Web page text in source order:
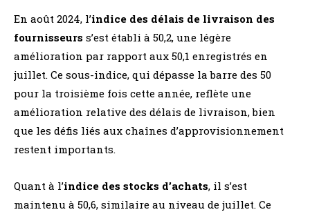
En août 2024, l’indice des délais de livraison des
fournisseurs s’est établi à 50,2, une légère
amélioration par rapport aux 50,1 enregistrés en
juillet. Ce sous-indice, qui dépasse la barre des 50
pour la troisième fois cette année, reflète une
amélioration relative des délais de livraison, bien
que les défis liés aux chaînes d’approvisionnement
restent importants.
Quant à l’indice des stocks d’achats, il s’est
maintenu à 50,6, similaire au niveau de juillet. Ce